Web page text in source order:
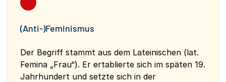
(Anti-)Feminismus
Der Begriff stammt aus dem Lateinischen (lat.
Femina „Frau“). Er ertablierte sich im späten 19.
Jahrhundert und setzte sich in der